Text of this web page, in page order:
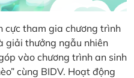
cực tham gia chương trình
giải thưởng ngẫu nhiên
vào chương trình an sinh
cùng BIDV. Hoạt động